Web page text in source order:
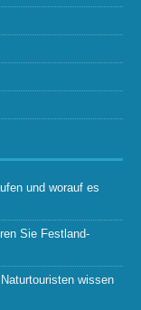
und worauf es
Sie Festland-
wissen